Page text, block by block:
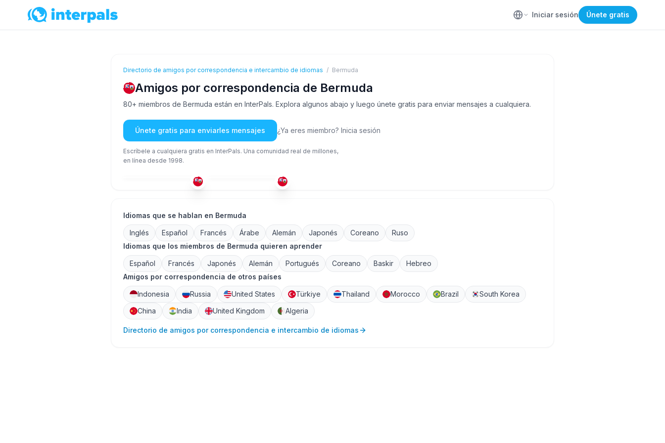
Iniciar sesión Únete gratis
Directorio de amigos por correspondencia e intercambio de idiomas / Bermuda
Amigos por correspondencia de Bermuda
80+ miembros de Bermuda están en InterPals. Explora algunos abajo y luego únete gratis para enviar mensajes a cualquiera.
Únete gratis para enviarles mensajes ¿Ya eres miembro? Inicia sesión
Escríbele a cualquiera gratis en InterPals. Una comunidad real de millones,
en línea desde 1998.
ING
Idiomas que se hablan en Bermuda
Inglés Español Francés Árabe Alemán Japonés Coreano
Ruso
Idiomas que los miembros de Bermuda quieren aprender
Español Francés Japonés Alemán Portugués Coreano Baskir
Hebreo
Amigos por correspondencia de otros países
Indonesia Russia United States Türkiye Thailand Morocco Brazil
South Korea
China
India United Kingdom Algeria
Directorio de amigos por correspondencia e intercambio de idiomas